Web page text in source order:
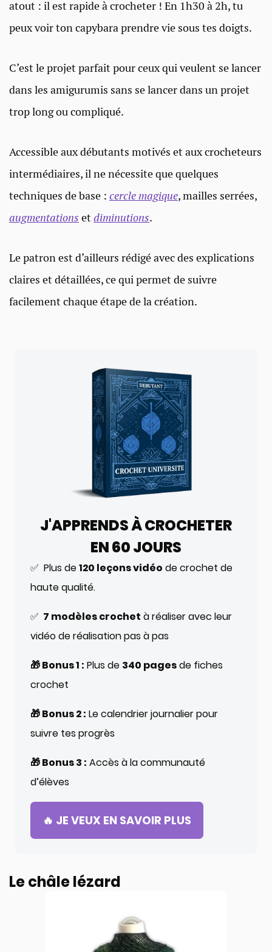
atout : il est rapide à crocheter ! En 1h30 à 2h, tu
peux voir ton capybara prendre vie sous tes doigts.
C’est le projet parfait pour ceux qui veulent se lancer
dans les amigurumis sans se lancer dans un projet
trop long ou compliqué.
Accessible aux débutants motivés et aux crocheteurs
intermédiaires, il ne nécessite que quelques
techniques de base : cercle magique, mailles serrées,
augmentations etdiminutions.
Le patron est d’ailleurs rédigé avec des explications
claires et détaillées, ce qui permet de suivre
facilement chaque étape de la création.
J'APPRENDS À CROCHETER
EN 60 JOURS
✅ Plus de120 leçons vidéo de crochet de
haute qualité.
✅ 7 modèles crochet à réaliser avec leur
vidéo de réalisation pas à pas
🎁 Bonus 1 : Plus de 340 pagesde fiches
crochet
🎁 Bonus 2 : Le calendrier journalier pour
suivre tes progrès
🎁 Bonus 3 : Accès à la communauté
d’élèves
🔥 JE VEUX EN SAVOIR PLUS
Le châle lézard